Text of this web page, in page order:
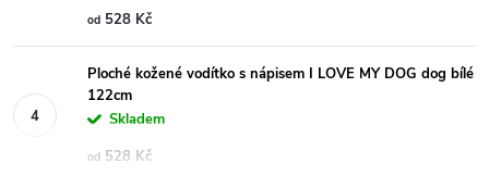
od 528 Kč
Ploché kožené vodítko s nápisem I LOVE MY DOG dog bílé
122cm
Skladem
od 528 Kč